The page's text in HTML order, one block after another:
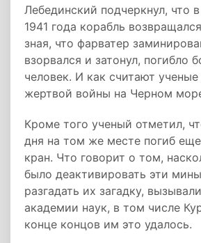
Лебединский подчеркнул, что
1941 года корабль
зная, что фарватер
взорвался и затонул, погибло
человек. И как считают
жертвой войны на Черном
Кроме того ученый отметил,
дня на том же месте погиб
кран. Что говорит о том,
было деактивировать эти
разгадать их загадку,
академии наук, в том числе
конце концов им это удалось.